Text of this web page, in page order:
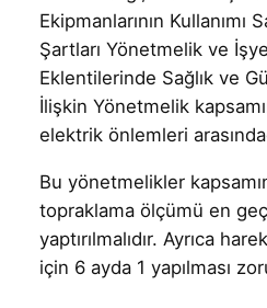
Ekipmanlarının Kullanımı
Şartları Yönetmelik ve
Eklentilerinde Sağlık ve
İlişkin Yönetmelik
elektrik önlemleri
Bu yönetmelikler
topraklama ölçümü en
yaptırılmalıdır. Ayrıca
için 6 ayda 1 yapılması